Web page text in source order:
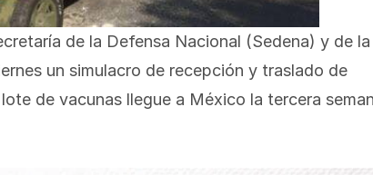
de la Defensa Nacional (Sedena) y de la
un simulacro de recepción y traslado de
de vacunas llegue a México la tercera